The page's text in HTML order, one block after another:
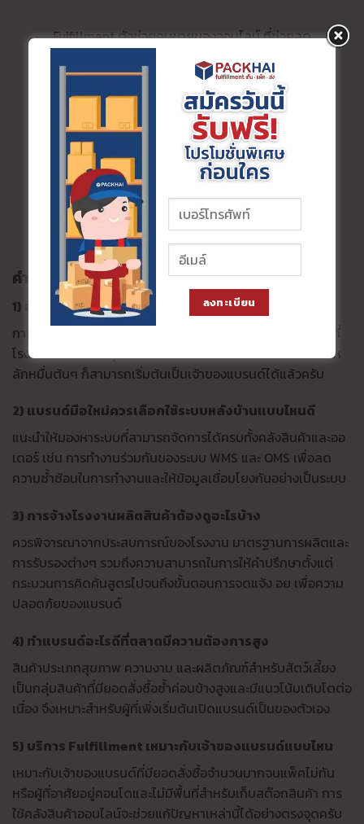
Fulfillment ตัวช่วยคนขายของออนไลน์ ที่ช่วยลด
ต้นทุนการขายสินค้า ลดเวลาการทำงาน มีเวลา
โฟกัสยอดขายได้มากขึ้น
สมัครใช้บริการ
คลิกดูค่าบริการ
คำถามที่พบบ่อย อยากทําแบรนด์ตัวเอง FAQ
1) อยากสร้างแบรนด์ตัวเองต้องใช้ทุนเท่าไหร่
การลงทุนสร้างแบรนด์ขึ้นอยู่กับประเภทสินค้าและจำนวนขั้นต่ำที่
โรงงานกำหนด ปัจจุบันมีหลายโรงงานที่รับผลิตแบรนด์งบน้อยห
ลักหมื่นต้นๆ ก็สามารถเริ่มต้นเป็นเจ้าของแบรนด์ได้แล้วครับ
2) แบรนด์มือใหม่ควรเลือกใช้ระบบหลังบ้านแบบไหนดี
แนะนำให้มองหาระบบที่สามารถจัดการได้ครบทั้งคลังสินค้าและออ
เดอร์ เช่น การทำงานร่วมกันของระบบ WMS และ OMS เพื่อลด
ความซ้ำซ้อนในการทำงานและให้ข้อมูลเชื่อมโยงกันอย่างเป็นระบบ
3) การจ้างโรงงานผลิตสินค้าต้องดูอะไรบ้าง
ควรพิจารณาจากประสบการณ์ของโรงงาน มาตรฐานการผลิตและ
การรับรองต่างๆ รวมถึงความสามารถในการให้คำปรึกษาตั้งแต่
กระบวนการคิดค้นสูตรไปจนถึงขั้นตอนการจดแจ้ง อย เพื่อความ
ปลอดภัยของแบรนด์
4) ทำแบรนด์อะไรดีที่ตลาดมีความต้องการสูง
สินค้าประเภทสุขภาพ ความงาม และผลิตภัณฑ์สำหรับสัตว์เลี้ยง
เป็นกลุ่มสินค้าที่มียอดสั่งซื้อซ้ำค่อนข้างสูงและมีแนวโน้มเติบโตต่อ
เนื่อง จึงเหมาะสำหรับผู้ที่เพิ่งเริ่มต้นเปิดแบรนด์เป็นของตัวเอง
5) บริการ Fulfillment เหมาะกับเจ้าของแบรนด์แบบไหน
เหมาะกับเจ้าของแบรนด์ที่มียอดสั่งซื้อจำนวนมากจนแพ็คไม่ทัน
หรือผู้ที่อาศัยอยู่คอนโดและไม่มีพื้นที่สำหรับเก็บสต๊อกสินค้า การ
ใช้คลังสินค้าออนไลน์จะช่วยแก้ปัญหาเหล่านี้ได้อย่างตรงจุดครับ
ลงทะเบียน